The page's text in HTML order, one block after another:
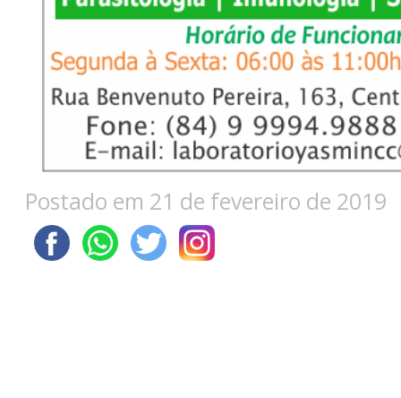
Postado em 21 de fevereiro de 2019